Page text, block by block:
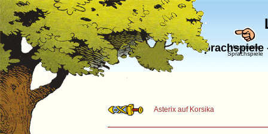
Hauptseite
Sprachspiele
Sprachspiele
Asterix auf Korsika